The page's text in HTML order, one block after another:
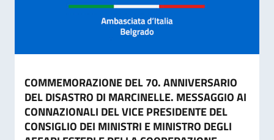
COMMEMORAZIONE DEL 70. ANNIVERSARIO
DEL DISASTRO DI MARCINELLE. MESSAGGIO AI
CONNAZIONALI DEL VICE PRESIDENTE DEL
CONSIGLIO DEI MINISTRI E MINISTRO DEGLI